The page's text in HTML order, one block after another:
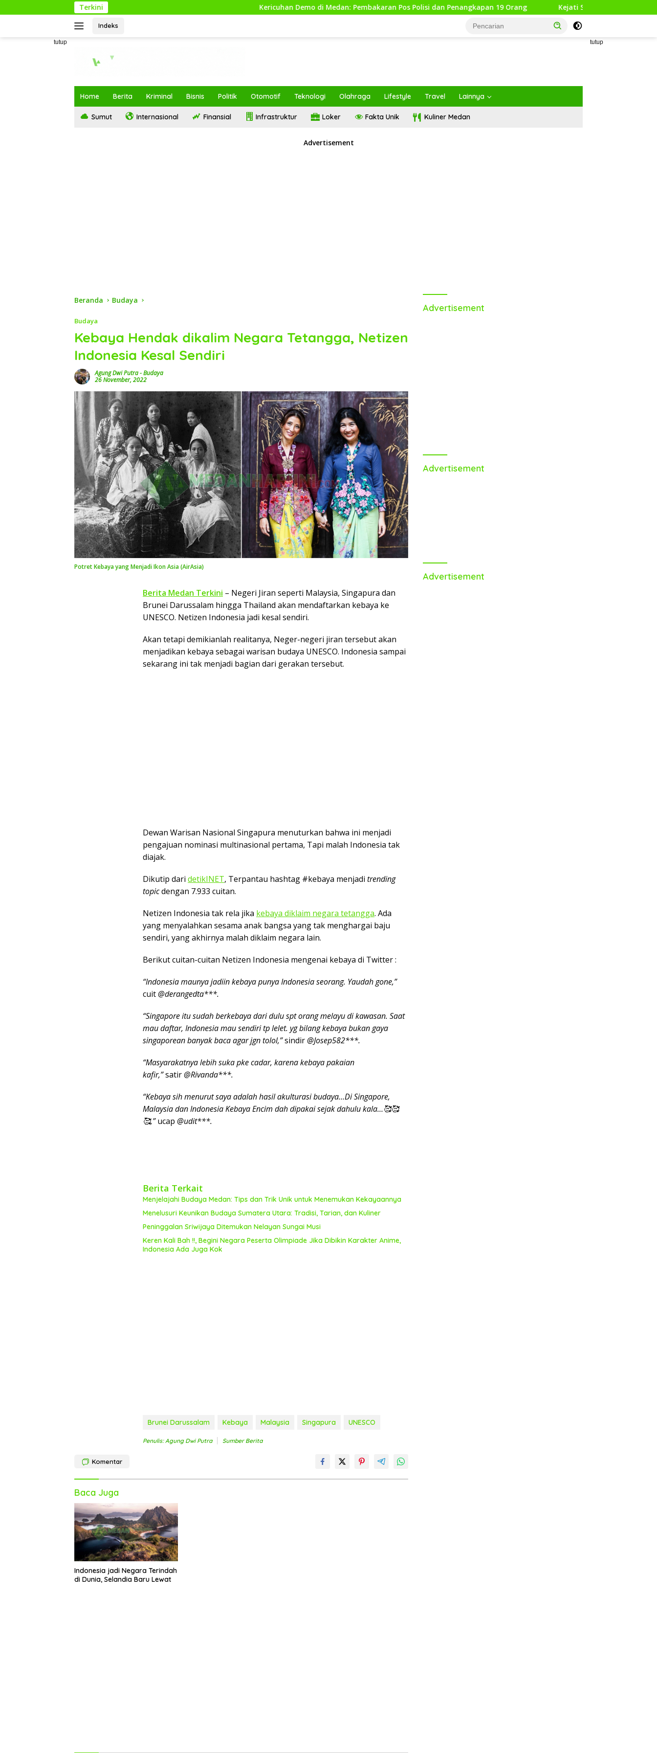
ke
Terkini Kericuhan Demo di Medan: Pembakaran Pos Polisi dan Penangkapan 19 Orang Kejati Sumut Tahan 8 Tersangka Korupsi
Indeks
tutup tutup
Home Berita Kriminal Bisnis Politik Otomotif Teknologi Olahraga Lifestyle Travel Lainnya
Sumut Internasional Finansial Infrastruktur Loker Fakta Unik Kuliner Medan
Advertisement
Beranda Budaya
Budaya
Kebaya Hendak dikalim Negara Tetangga, Netizen
Indonesia Kesal Sendiri
Agung Dwi Putra-Budaya
26 November, 2022
Potret Kebaya yang Menjadi Ikon Asia (AirAsia)
Berita Medan Terkini – Negeri Jiran seperti Malaysia, Singapura dan
Brunei Darussalam hingga Thailand akan mendaftarkan kebaya ke
UNESCO. Netizen Indonesia jadi kesal sendiri.
Akan tetapi demikianlah realitanya, Neger-negeri jiran tersebut akan
menjadikan kebaya sebagai warisan budaya UNESCO. Indonesia sampai
sekarang ini tak menjadi bagian dari gerakan tersebut.
Dewan Warisan Nasional Singapura menuturkan bahwa ini menjadi
pengajuan nominasi multinasional pertama, Tapi malah Indonesia tak
diajak.
Dikutip dari detikINET, Terpantau hashtag #kebaya menjadi trending
topicdengan 7.933 cuitan.
Netizen Indonesia tak rela jika kebaya diklaim negara tetangga. Ada
yang menyalahkan sesama anak bangsa yang tak menghargai baju
sendiri, yang akhirnya malah diklaim negara lain.
Berikut cuitan-cuitan Netizen Indonesia mengenai kebaya di Twitter :
“Indonesia maunya jadiin kebaya punya Indonesia seorang. Yaudah gone,”
cuit@derangedta***.
“Singapore itu sudah berkebaya dari dulu spt orang melayu di kawasan. Saat
mau daftar, Indonesia mau sendiri tp lelet. yg bilang kebaya bukan gaya
singaporean banyak baca agar jgn tolol,”sindir@Josep582***.
“Masyarakatnya lebih suka pke cadar, karena kebaya pakaian
kafir,”satir@Rivanda***.
“Kebaya sih menurut saya adalah hasil akulturasi budaya…Di Singapore,
Malaysia dan Indonesia Kebaya Encim dah dipakai sejak dahulu kala…🥰🥰
🥰,”ucap @udit***.
Berita Terkait
Menjelajahi Budaya Medan: Tips dan Trik Unik untuk Menemukan Kekayaannya
Menelusuri Keunikan Budaya Sumatera Utara: Tradisi, Tarian, dan Kuliner
Peninggalan Sriwijaya Ditemukan Nelayan Sungai Musi
Keren Kali Bah !!, Begini Negara Peserta Olimpiade Jika Dibikin Karakter Anime,
Indonesia Ada Juga Kok
Brunei Darussalam Kebaya Malaysia Singapura UNESCO
Penulis: Agung Dwi Putra Sumber Berita
Komentar
Baca Juga
Indonesia jadi Negara Terindah
di Dunia, Selandia Baru Lewat
Advertisement
Advertisement
Advertisement